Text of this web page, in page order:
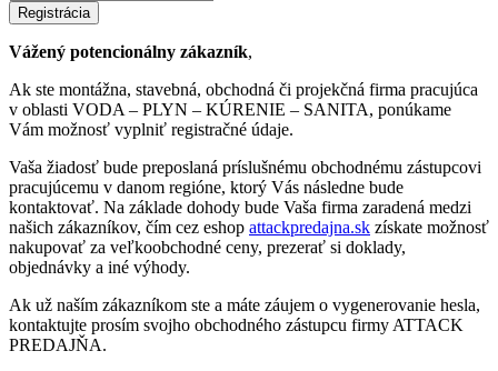
Registrácia
Vážený potencionálny zákazník,
Ak ste montážna, stavebná, obchodná či projekčná firma pracujúca
v oblasti VODA – PLYN – KÚRENIE – SANITA, ponúkame
Vám možnosť vyplniť registračné údaje.
Vaša žiadosť bude preposlaná príslušnému obchodnému zástupcovi
pracujúcemu v danom regióne, ktorý Vás následne bude
kontaktovať. Na základe dohody bude Vaša firma zaradená medzi
našich zákazníkov, čím cez eshop attackpredajna.sk získate možnosť
nakupovať za veľkoobchodné ceny, prezerať si doklady,
objednávky a iné výhody.
Ak už naším zákazníkom ste a máte záujem o vygenerovanie hesla,
kontaktujte prosím svojho obchodného zástupcu firmy ATTACK
PREDAJŇA.